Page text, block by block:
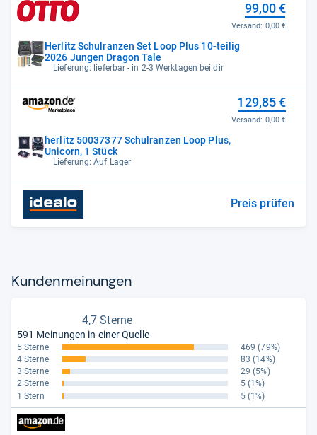
Herlitz Schulranzen Set Loop Plus 10-teilig
2026 Jungen Dragon Tale
Lieferung: lieferbar - in 2-3 Werktagen bei dir
99,00 €
Versand: 0,00 €
herlitz 50037377 Schulranzen Loop Plus,
Unicorn, 1 Stück
Lieferung: Auf Lager
129,85 €
Versand: 0,00 €
Preis prüfen
Kun­den­mei­nun­gen
4,7 Sterne
591 Meinungen in einer Quelle
5 Sterne 469 (79%)
4 Sterne
83 (14%)
3 Sterne
29 (5%)
2 Sterne
5 (1%)
1 Stern
5 (1%)